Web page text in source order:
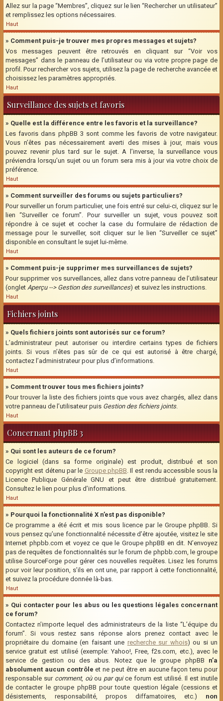
Allez sur la page “Membres”, cliquez sur le lien “Rechercher un utilisateur”
et remplissez les options nécessaires.
Haut
» Comment puis-je trouver mes propres messages et sujets?
Vos messages peuvent être retrouvés en cliquant sur “Voir vos
messages” dans le panneau de l’utilisateur ou via votre propre page de
profil. Pour rechercher vos sujets, utilisez la page de recherche avancée et
choisissez les paramètres appropriés.
Haut
Surveillance des sujets et favoris
» Quelle est la différence entre les favoris et la surveillance?
Les favoris dans phpBB 3 sont comme les favoris de votre navigateur.
Vous n’êtes pas nécessairement averti des mises à jour, mais vous
pouvez revenir plus tard sur le sujet. A l’inverse, la surveillance vous
préviendra lorsqu’un sujet ou un forum sera mis à jour via votre choix de
préférence.
Haut
» Comment surveiller des forums ou sujets particuliers?
Pour surveiller un forum particulier, une fois entré sur celui-ci, cliquez sur le
lien “Surveiller ce forum”. Pour surveiller un sujet, vous pouvez soit
répondre à ce sujet et cocher la case du formulaire de rédaction de
message pour le surveiller, soit cliquer sur le lien “Surveiller ce sujet”
disponible en consultant le sujet lui-même.
Haut
» Comment puis-je supprimer mes surveillances de sujets?
Pour supprimer vos surveillances, allez dans votre panneau de l’utilisateur
(onglet Aperçu --> Gestion des surveillances) et suivez les instructions.
Haut
Fichiers joints
» Quels fichiers joints sont autorisés sur ce forum?
L’administrateur peut autoriser ou interdire certains types de fichiers
joints. Si vous n’êtes pas sûr de ce qui est autorisé à être chargé,
contactez l’administrateur pour plus d’informations.
Haut
» Comment trouver tous mes fichiers joints?
Pour trouver la liste des fichiers joints que vous avez chargés, allez dans
votre panneau de l’utilisateur puis Gestion des fichiers joints.
Haut
Concernant phpBB 3
» Qui sont les auteurs de ce forum?
Ce logiciel (dans sa forme originale) est produit, distribué et son
copyright est détenu par le Groupe phpBB. Il est rendu accessible sous la
Licence Publique Générale GNU et peut être distribué gratuitement.
Consultez le lien pour plus d’informations.
Haut
» Pourquoi la fonctionnalité X n’est pas disponible?
Ce programme a été écrit et mis sous licence par le Groupe phpBB. Si
vous pensez qu’une fonctionnalité nécessite d’être ajoutée, visitez le site
Internet phpbb.com et voyez ce que le Groupe phpBB en dit. N’envoyez
pas de requêtes de fonctionnalités sur le forum de phpbb.com, le groupe
utilise SourceForge pour gérer ces nouvelles requêtes. Lisez les forums
pour voir leur position, s’ils en ont une, par rapport à cette fonctionnalité,
et suivez la procédure donnée là-bas.
Haut
» Qui contacter pour les abus ou les questions légales concernant
ce forum?
Contactez n’importe lequel des administrateurs de la liste “L’équipe du
forum”. Si vous restez sans réponse alors prenez contact avec le
propriétaire du domaine (en faisant une recherche sur whois) ou si un
service gratuit est utilisé (exemple: Yahoo!, Free, f2s.com, etc.), avec le
service de gestion ou des abus. Notez que le groupe phpBB n’a
absolument aucun contrôle et ne peut être en aucune façon tenu pour
responsable sur comment, oùou par quice forum est utilisé. Il est inutile
de contacter le groupe phpBB pour toute question légale (cessions et
désistements, responsabilité, propos diffamatoires, etc.) non